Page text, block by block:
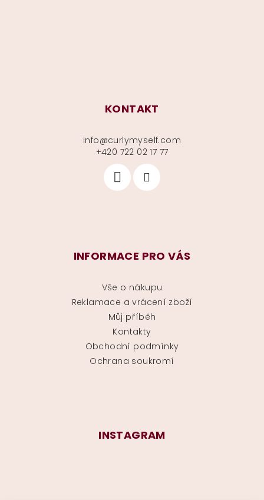
KONTAKT
info@curlymyself.com
+420 722 02 17 77
INFORMACE PRO VÁS
Vše o nákupu
Reklamace a vrácení zboží
Můj příběh
Kontakty
Obchodní podmínky
Ochrana soukromí
INSTAGRAM